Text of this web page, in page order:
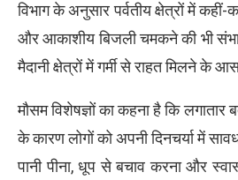
विभाग के अनुसार पर्वतीय क्षेत्रों में
और आकाशीय बिजली चमकने की भी
मैदानी क्षेत्रों में गर्मी से राहत मिलने के
मौसम विशेषज्ञों का कहना है कि लगातार
के कारण लोगों को अपनी दिनचर्या में
पानी पीना, धूप से बचाव करना और